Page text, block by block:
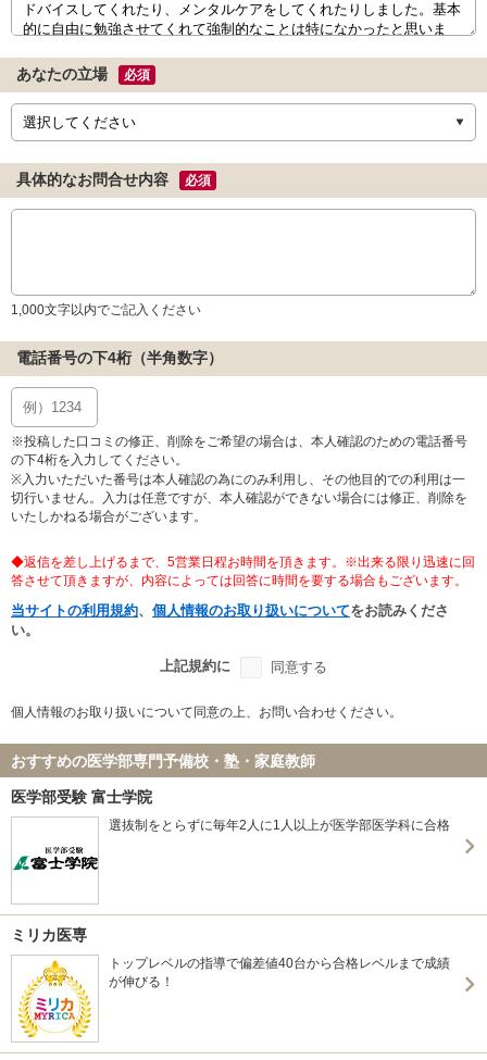
あなたの立場 必須
具体的なお問合せ内容 必須
1,000文字以内でご記入ください
電話番号の下4桁（半角数字）
※投稿した口コミの修正、削除をご希望の場合は、本人確認のための電話番号
の下4桁を入力してください。
※入力いただいた番号は本人確認の為にのみ利用し、その他目的での利用は一
切行いません。入力は任意ですが、本人確認ができない場合には修正、削除を
いたしかねる場合がございます。
◆返信を差し上げるまで、5営業日程お時間を頂きます。※出来る限り迅速に回
答させて頂きますが、内容によっては回答に時間を要する場合もございます。
当サイトの利用規約、 個人情報のお取り扱いについてをお読みくださ
い。
上記規約に 同意する
個人情報のお取り扱いについて同意の上、お問い合わせください。
おすすめの医学部専門予備校・塾・家庭教師
医学部受験 富士学院
選抜制をとらずに毎年2人に1人以上が医学部医学科に合格
ミリカ医専
トップレベルの指導で偏差値40台から合格レベルまで成績
が伸びる！